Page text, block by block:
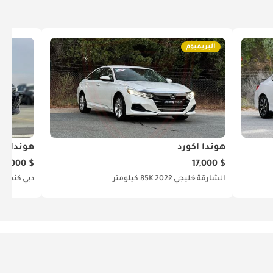
البريميوم
هوندا أكورد
$ 17,000
الشارقة خليجي 202285K كيلومتر
هوندا
$ 11,000
دبي كندية